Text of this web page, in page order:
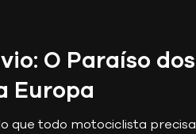
O Paraíso dos
Europa
que todo motociclista precisa